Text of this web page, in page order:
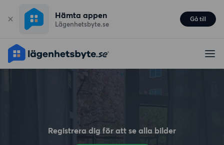
Hämta appen
Lägenhetsbyte.se
Gå till
Registrera dig för att se alla bilder